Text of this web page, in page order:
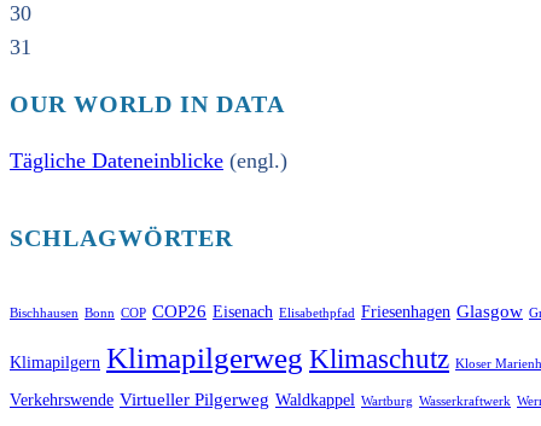
30
31
OUR WORLD IN DATA
Tägliche Dateneinblicke (engl.)
SCHLAGWÖRTER
Bischhausen Bonn COP COP26 Eisenach Elisabethpfad Friesenhagen Glasgow
Klimapilgern Klimapilgerweg Klimaschutz Kloser
Verkehrswende Virtueller Pilgerweg Waldkappel Wartburg Wasserkraftwerk